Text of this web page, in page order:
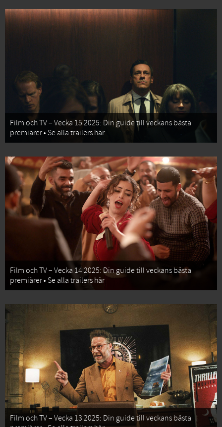
Film och TV – Vecka 15 2025: Din guide till veckans bästa
premiärer • Se alla trailers här
Film och TV – Vecka 14 2025: Din guide till veckans bästa
premiärer • Se alla trailers här
Film och TV – Vecka 13 2025: Din guide till veckans bästa